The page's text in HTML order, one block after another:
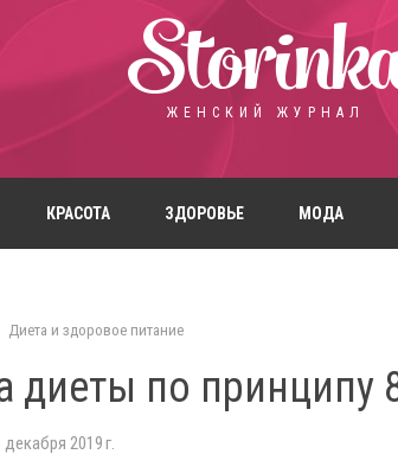
ЖЕНСКИЙ ЖУРНАЛ
КРАСОТА ЗДОРОВЬЕ МОДА
Диета и здоровое питание
диеты по принципу
2019 г.